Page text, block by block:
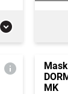
MK